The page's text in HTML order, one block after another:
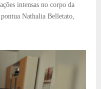
intensas no corpo da
Nathalia Belletato,